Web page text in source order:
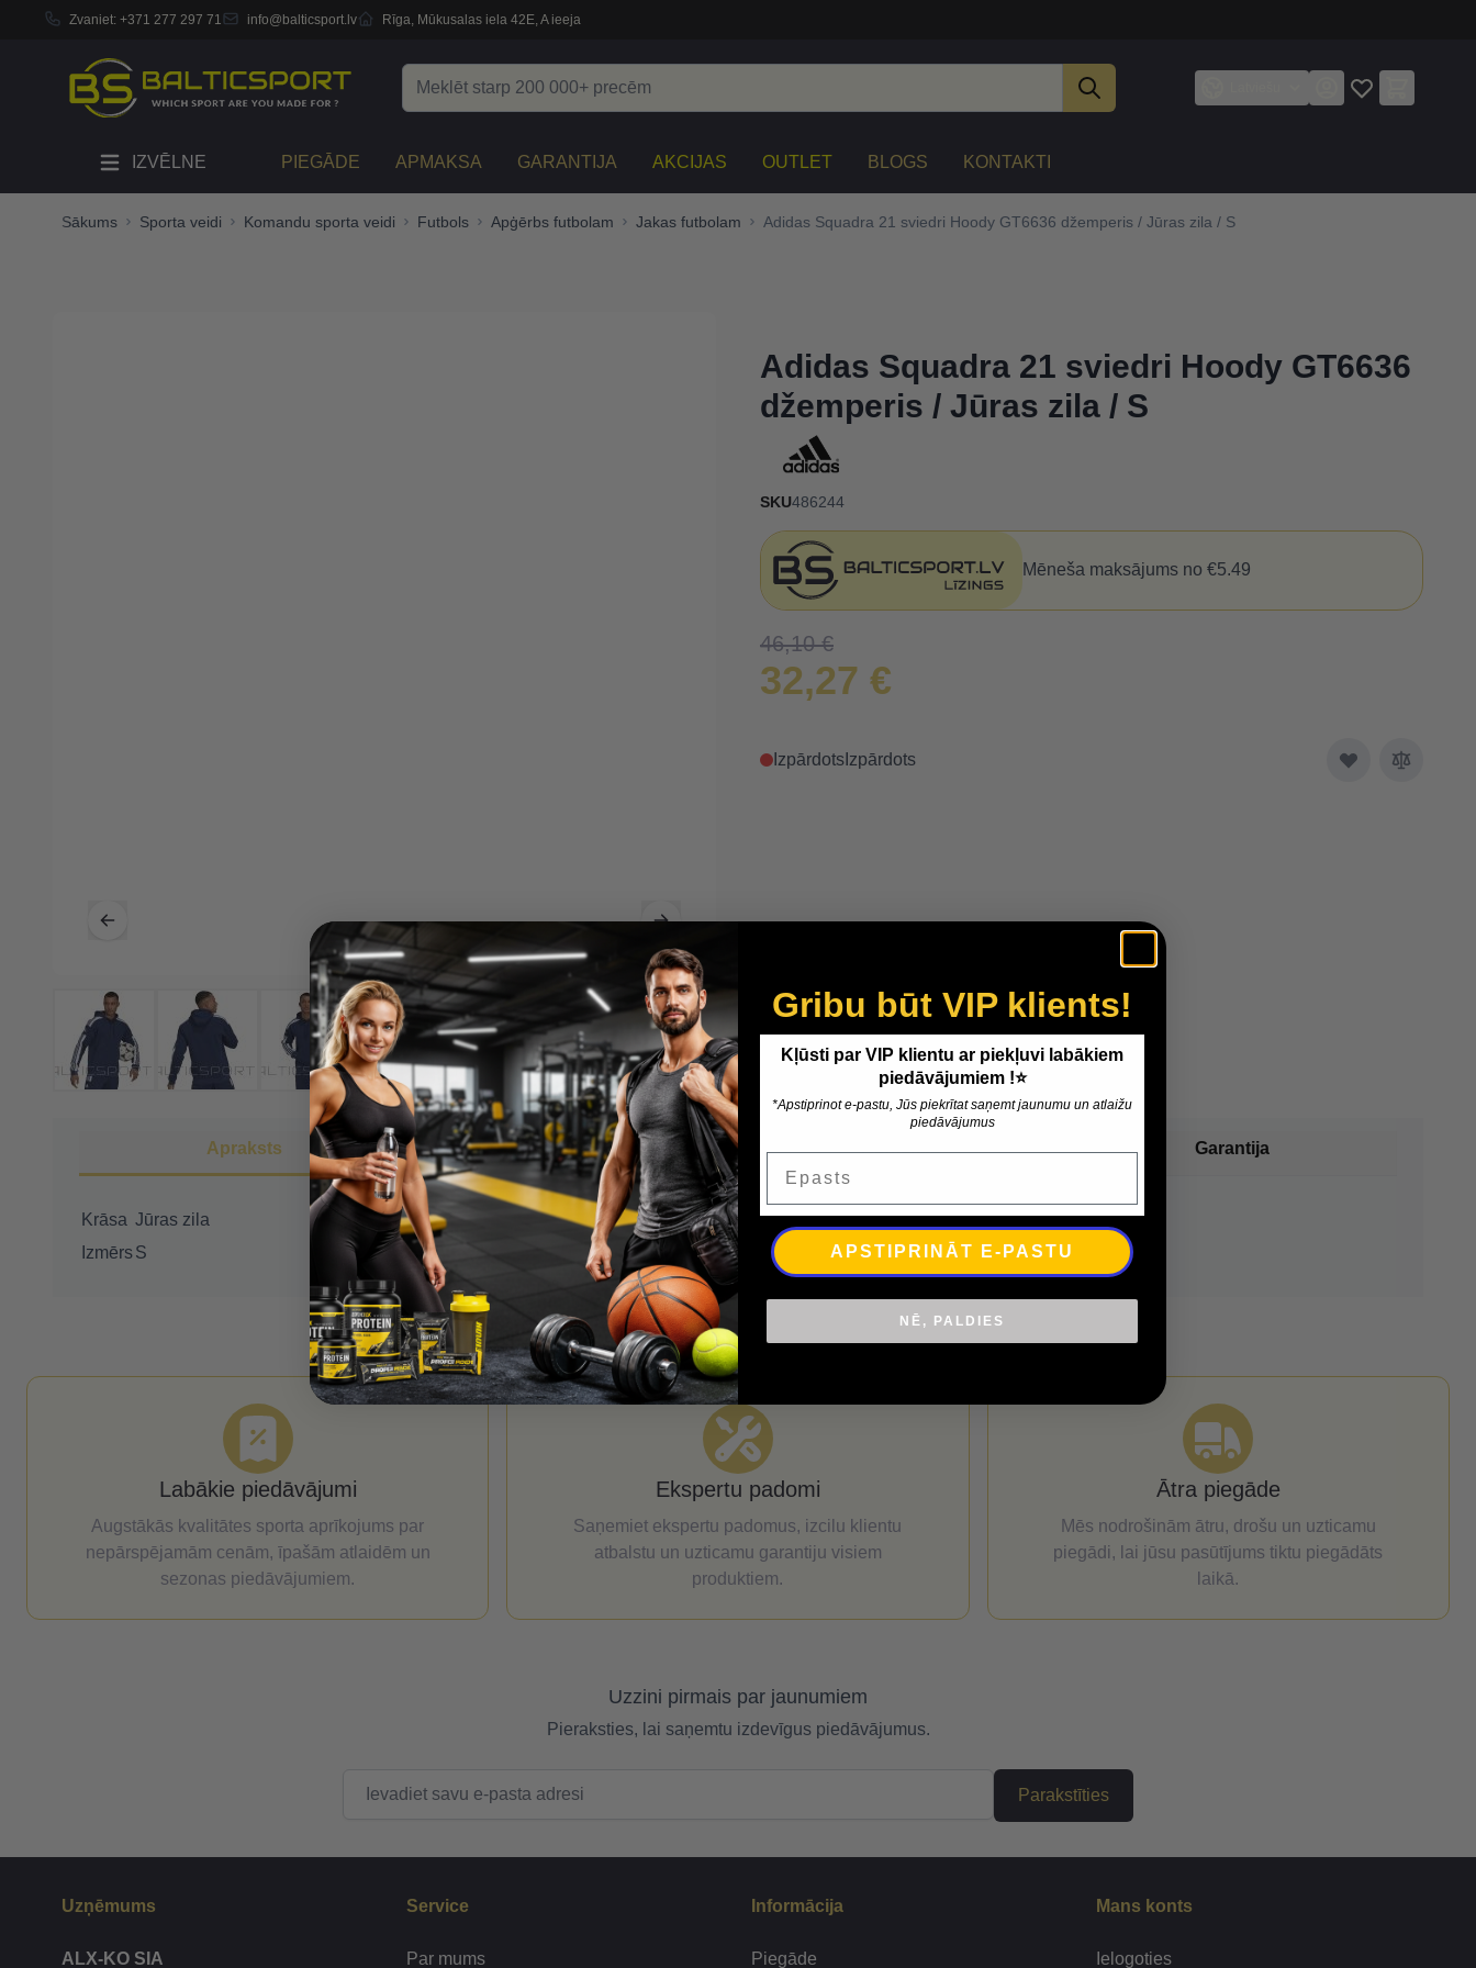
Zvaniet: +371 277 297 71 info@balticsport.lv Rīga, Mūkusalas iela 42E, A ieeja
IZVĒLNE PIEGĀDE APMAKSA GARANTIJA AKCIJAS OUTLET BLOGS KONTAKTI
Sākums Sporta veidi Komandu sporta veidi Futbols Apģērbs futbolam Jakas futbolam Adidas Squadra 21 sviedri Hoody GT6636 džemperis / Jūras zila / S
Adidas Squadra 21 sviedri Hoody GT6636
džemperis / Jūras zila / S
SKU486244
Mēneša maksājums no €5.49
46,10 €
32,27 €
Izpārdots Izpārdots
Apraksts Piegāde Apmaksa Garantija
Krāsa Jūras zila
IzmērsS
Labākie piedāvājumi
Augstākās kvalitātes sporta aprīkojums par
nepārspējamām cenām, īpašām atlaidēm un
sezonas piedāvājumiem.
Ekspertu padomi
Saņemiet ekspertu padomus, izcilu klientu
atbalstu un uzticamu garantiju visiem
produktiem.
Ātra piegāde
Mēs nodrošinām ātru, drošu un uzticamu
piegādi, lai jūsu pasūtījums tiktu piegādāts
laikā.
Uzzini pirmais par jaunumiem
Pieraksties, lai saņemtu izdevīgus piedāvājumus.
Parakstīties
Uzņēmums
ALX-KO SIA
Service
Par mums
Informācija
Piegāde
Mans konts
Ielogoties
Gribu būt VIP klients!
Kļūsti par VIP klientu ar piekļuvi labākiem
piedāvājumiem !⭐
*Apstiprinot e-pastu, Jūs piekrītat saņemt jaunumu un atlaižu
piedāvājumus
APSTIPRINĀT E-PASTU
NĒ, PALDIES